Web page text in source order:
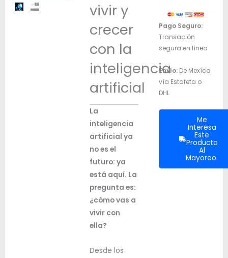
vivir y
crecer
con la
inteligencia
artificial
La
inteligencia
artificial ya
no es el
futuro: ya
está aquí. La
pregunta es:
¿cómo vas a
vivir con
ella?
Desde los
crecer
con
la
inteligencia
artificial
cantidad
Pago Seguro:
Transación
segura en línea
Envío:De Mexíco
vía Estafeta o
DHL
Me
Interesa
Este
Producto
Al
Mayoreo.